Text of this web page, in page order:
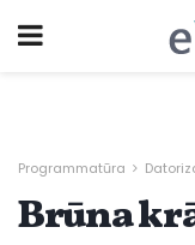
Programmatūra
Brūna